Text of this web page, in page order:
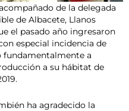
de la delegada
de Albacete, Llanos
el pasado año ingresaron
especial incidencia de
fundamentalmente a
a su hábitat de
ha agradecido la